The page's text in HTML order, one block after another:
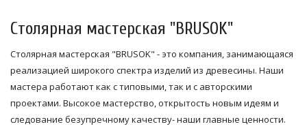
Столярная мастерская "BRUSOK"
Столярная мастерская "BRUSOK" - это компания, занимающаяся
реализацией широкого спектра изделий из древесины. Наши
мастера работают как с типовыми, так и с авторскими
проектами. Высокое мастерство, открытость новым идеям и
следование безупречному качеству- наши главные ценности.